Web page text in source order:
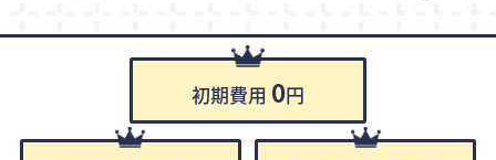
初期費用 0円